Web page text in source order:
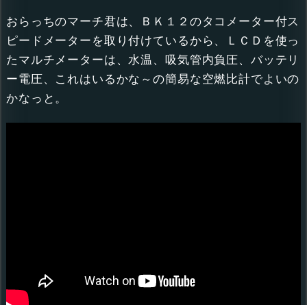
おらっちのマーチ君は、ＢＫ１２のタコメーター付ス
ピードメーターを取り付けているから、ＬＣＤを使っ
たマルチメーターは、水温、吸気管内負圧、バッテリ
ー電圧、これはいるかな～の簡易な空燃比計でよいの
かなっと。